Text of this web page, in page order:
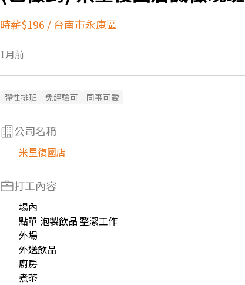
時薪$196 / 台南市永康區
1月前
彈性排班 免經驗可 同事可愛
公司名稱
米里復國店
打工內容
場內
點單 泡製飲品 整潔工作
外場
外送飲品
廚房
煮茶